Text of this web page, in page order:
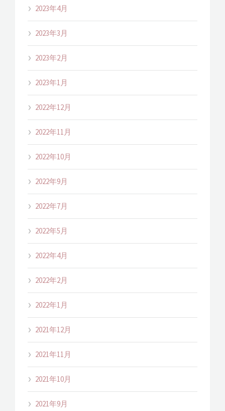
2023年4月
2023年3月
2023年2月
2023年1月
2022年12月
2022年11月
2022年10月
2022年9月
2022年7月
2022年5月
2022年4月
2022年2月
2022年1月
2021年12月
2021年11月
2021年10月
2021年9月